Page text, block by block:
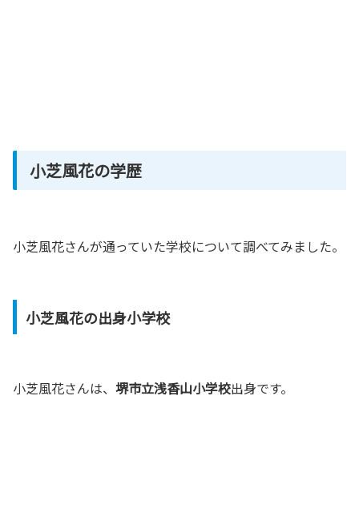
小芝風花の学歴
小芝風花さんが通っていた学校について調べてみました。
小芝風花の出身小学校
小芝風花さんは、 堺市立浅香山小学校出身です。